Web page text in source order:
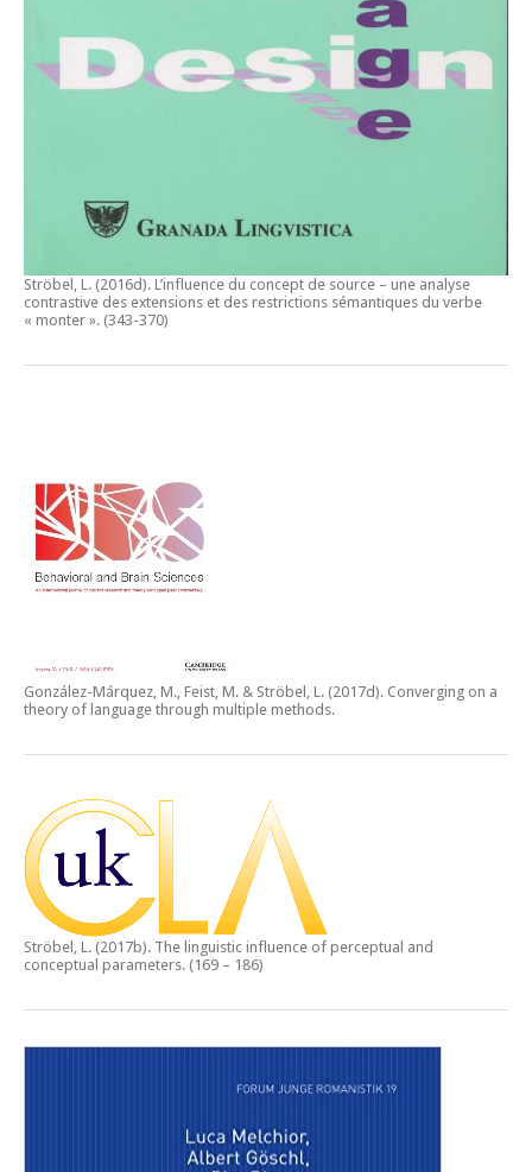
Ströbel, L. (2016d). L’influence du concept de source – une analyse
contrastive des extensions et des restrictions sémantiques du verbe
« monter ». (343-370)
González-Márquez, M., Feist, M. & Ströbel, L. (2017d). Converging on a
theory of language through multiple methods.
Ströbel, L. (2017b). The linguistic influence of perceptual and
conceptual parameters. (169 – 186)